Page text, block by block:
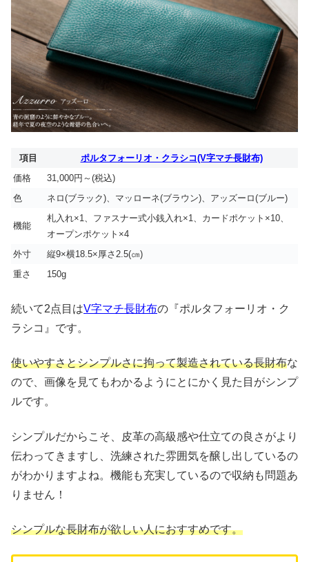
項目
ポルタフォーリオ・クラシコ(V字マチ長財布)
価格
31,000円～(税込)
色
ネロ(ブラック)、マッローネ(ブラウン)、アッズーロ(ブルー)
機能
札入れ×1、ファスナー式小銭入れ×1、カードポケット×10、
オープンポケット×4
外寸
縦9×横18.5×厚さ2.5(㎝)
重さ
150g
続いて2点目はV字マチ長財布の『ポルタフォーリオ・ク
ラシコ』です。
使いやすさとシンプルさに拘って製造されている長財布な
ので、画像を見てもわかるようにとにかく見た目がシンプ
ルです。
シンプルだからこそ、皮革の高級感や仕立ての良さがより
伝わってきますし、洗練された雰囲気を醸し出しているの
がわかりますよね。機能も充実しているので収納も問題あ
りません！
シンプルな長財布が欲しい人におすすめです。